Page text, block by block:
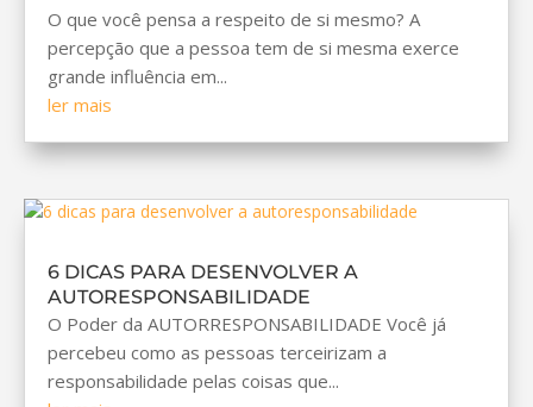
O que você pensa a respeito de si mesmo? A
percepção que a pessoa tem de si mesma exerce
grande influência em...
ler mais
6 DICAS PARA DESENVOLVER A
AUTORESPONSABILIDADE
O Poder da AUTORRESPONSABILIDADE Você já
percebeu como as pessoas terceirizam a
responsabilidade pelas coisas que...